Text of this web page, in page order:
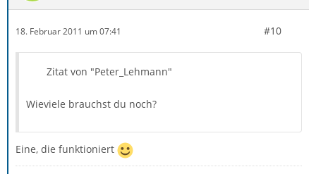
18. Februar 2011 um 07:41 #10
Zitat von "Peter_Lehmann"
Wieviele brauchst du noch?
Eine, die funktioniert